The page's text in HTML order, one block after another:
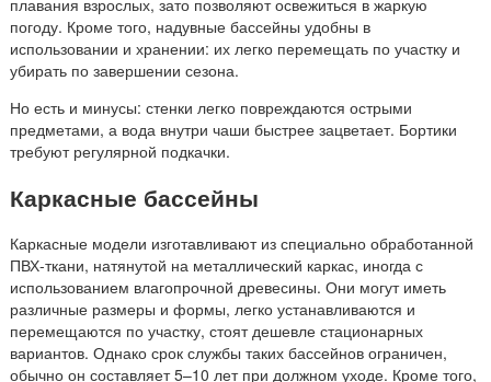
погоду. Кроме того, надувные бассейны удобны в
использовании и хранении: их легко перемещать по участку и
убирать по завершении сезона.
Но есть и минусы: стенки легко повреждаются острыми
предметами, а вода внутри чаши быстрее зацветает. Бортики
требуют регулярной подкачки.
Каркасные бассейны
Каркасные модели изготавливают из специально обработанной
ПВХ-ткани, натянутой на металлический каркас, иногда с
использованием влагопрочной древесины. Они могут иметь
различные размеры и формы, легко устанавливаются и
перемещаются по участку, стоят дешевле стационарных
вариантов. Однако срок службы таких бассейнов ограничен,
обычно он составляет 5–10 лет при должном уходе. Кроме того,